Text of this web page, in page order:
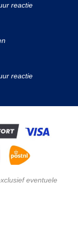
reactie
reactie
eventuele